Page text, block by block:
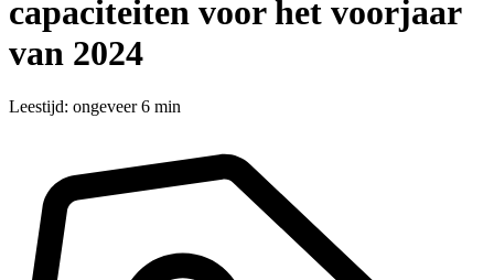
capaciteiten voor het voorjaar
van 2024
Leestijd: ongeveer 6 min